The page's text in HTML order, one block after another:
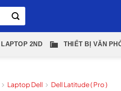
LAPTOP 2ND THIẾT BỊ VĂN
Laptop Dell Dell Latitude ( Pro )